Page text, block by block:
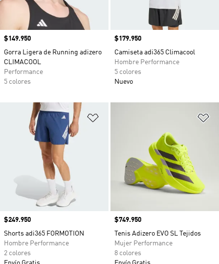
Precio
$149.950
Gorra Ligera de Running adizero
CLIMACOOL
Performance
5 colores
Precio
$179.950
Camiseta adi365 Climacool
Hombre Performance
5 colores
Nuevo
Precio
$249.950
Shorts adi365 FORMOTION
Hombre Performance
2 colores
Precio
$749.950
Tenis Adizero EVO SL Tejidos
Mujer Performance
8 colores